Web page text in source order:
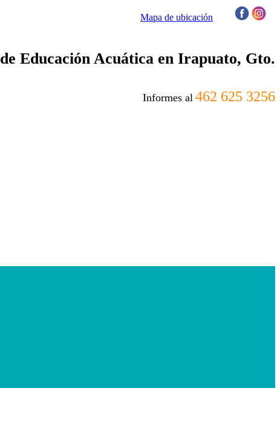
Mapa de ubicación
Educación Acuática en Irapuato, Gto.
Informes al 462 625 3256